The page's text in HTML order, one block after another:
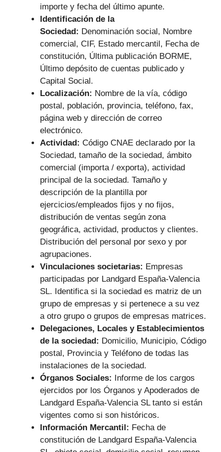
importe y fecha del último apunte.
Identificación de la
Sociedad: Denominación social, Nombre
comercial, CIF, Estado mercantil, Fecha de
constitución, Última publicación BORME,
Último depósito de cuentas publicado y
Capital Social.
Localización: Nombre de la vía, código
postal, población, provincia, teléfono, fax,
página web y dirección de correo
electrónico.
Actividad: Código CNAE declarado por la
Sociedad, tamaño de la sociedad, ámbito
comercial (importa / exporta), actividad
principal de la sociedad. Tamaño y
descripción de la plantilla por
ejercicios/empleados fijos y no fijos,
distribución de ventas según zona
geográfica, actividad, productos y clientes.
Distribución del personal por sexo y por
agrupaciones.
Vinculaciones societarias: Empresas
participadas por Landgard España-Valencia
SL. Identifica si la sociedad es matriz de un
grupo de empresas y si pertenece a su vez
a otro grupo o grupos de empresas matrices.
Delegaciones, Locales y Establecimientos
de la sociedad: Domicilio, Municipio, Código
postal, Provincia y Teléfono de todas las
instalaciones de la sociedad.
Órganos Sociales: Informe de los cargos
ejercidos por los Órganos y Apoderados de
Landgard España-Valencia SL tanto si están
vigentes como si son históricos.
Información Mercantil: Fecha de
constitución de Landgard España-Valencia